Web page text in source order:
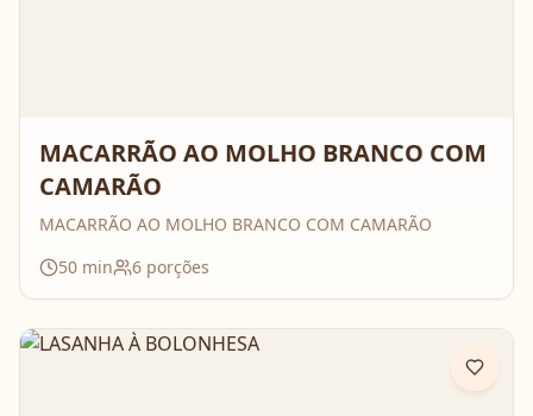
MACARRÃO AO MOLHO BRANCO COM
CAMARÃO
MACARRÃO AO MOLHO BRANCO COM CAMARÃO
50 min 6 porções